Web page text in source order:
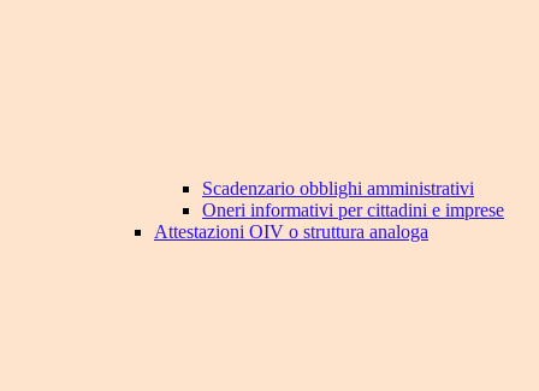
Scadenzario obblighi amministrativi
Oneri informativi per cittadini e imprese
Attestazioni OIV o struttura analoga